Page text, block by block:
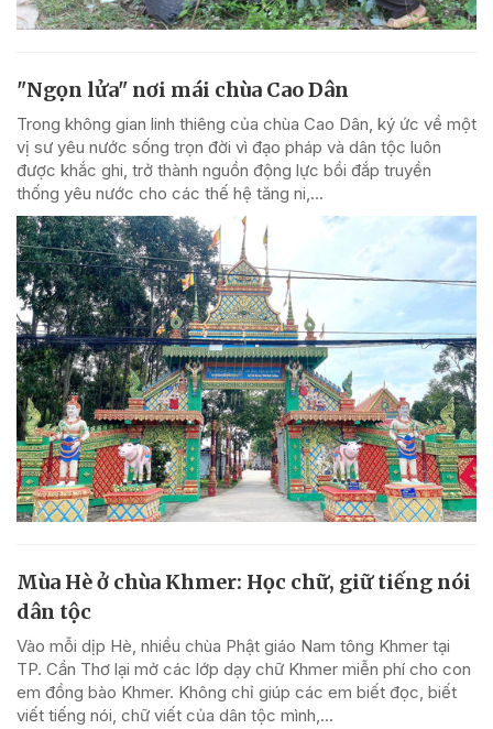
"Ngọn lửa" nơi mái chùa Cao Dân
Trong không gian linh thiêng của chùa Cao Dân, ký ức về một
vị sư yêu nước sống trọn đời vì đạo pháp và dân tộc luôn
được khắc ghi, trở thành nguồn động lực bồi đắp truyền
thống yêu nước cho các thế hệ tăng ni,...
Mùa Hè ở chùa Khmer: Học chữ, giữ tiếng nói
dân tộc
Vào mỗi dịp Hè, nhiều chùa Phật giáo Nam tông Khmer tại
TP. Cần Thơ lại mở các lớp dạy chữ Khmer miễn phí cho con
em đồng bào Khmer. Không chỉ giúp các em biết đọc, biết
viết tiếng nói, chữ viết của dân tộc mình,...